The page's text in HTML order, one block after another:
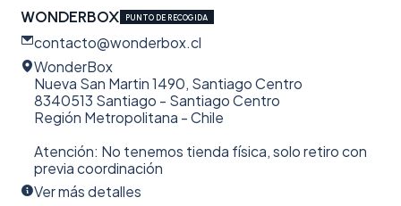
WONDERBOX PUNTO DE RECOGIDA
contacto@wonderbox.cl
WonderBox
Nueva San Martin 1490, Santiago Centro
8340513 Santiago - Santiago Centro
Región Metropolitana - Chile
Atención: No tenemos tienda física, solo retiro con
previa coordinación
Ver más detalles